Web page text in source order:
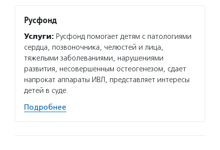
Русфонд
Услуги: Русфонд помогает детям с патологиями
сердца, позвоночника, челюстей и лица,
тяжелыми заболеваниями, нарушениями
развития, несовершенным остеогенезом, сдает
напрокат аппараты ИВЛ, представляет интересы
детей в суде.
Подробнее